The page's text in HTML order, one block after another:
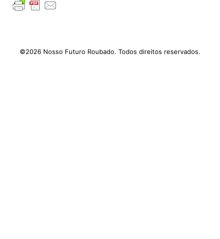
©2026 Nosso Futuro Roubado. Todos direitos reservados.